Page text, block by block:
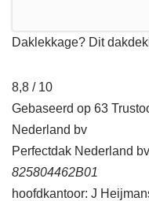
Daklekkage? Dit
8,8 / 10
Gebaseerd op 63
Nederland bv
Perfectdak Nederland
825804462B01
hoofdkantoor: J